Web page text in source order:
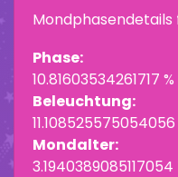
Mondphasendetails
Phase:
10.81603534261717 %
Beleuchtung:
11.108525575054056
Mondalter: